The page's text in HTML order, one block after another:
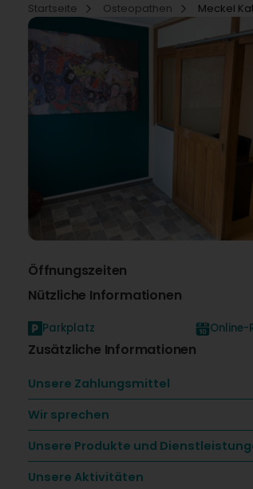
Startseite
Osteopathen Meckel
Öffnungszeiten
Nützliche Informationen
Parkplatz Online-
Zusätzliche Informationen
Unsere Zahlungsmittel
Wir sprechen
Unsere Produkte und
Unsere Aktivitäten